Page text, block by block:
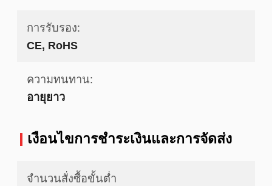
การรับรอง:
CE, RoHS
ความทนทาน:
อายุยาว
เงื่อนไขการชําระเงินและการจัดส่ง
จำนวนสั่งซื้อขั้นต่ำ